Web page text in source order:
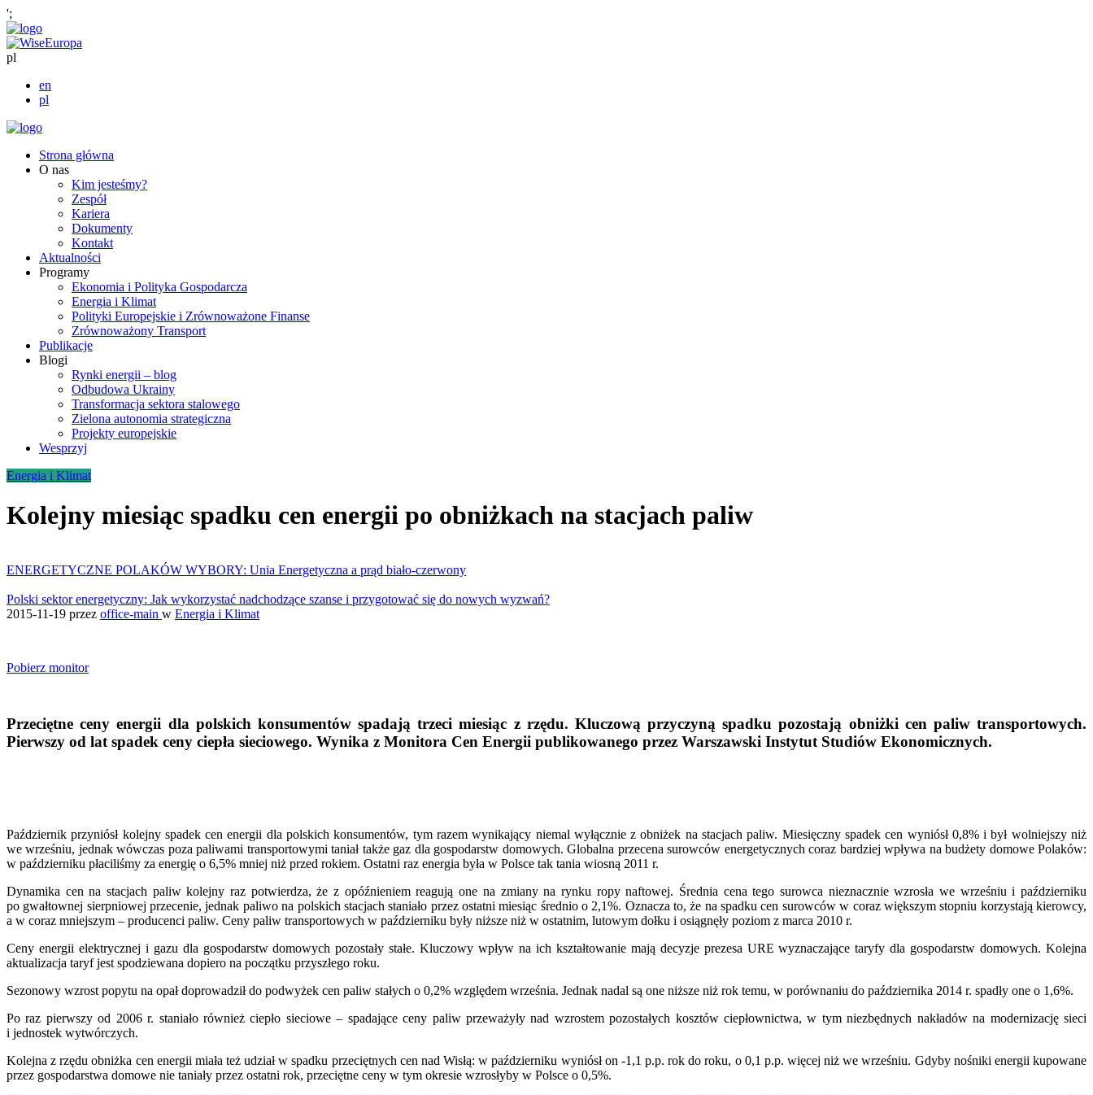
';
pl
en
pl
Strona główna
O nas
Kim jesteśmy?
Zespół
Kariera
Dokumenty
Kontakt
Aktualności
Programy
Ekonomia i Polityka Gospodarcza
Energia i Klimat
Polityki Europejskie i Zrównoważone Finanse
Zrównoważony Transport
Publikacje
Blogi
Rynki energii – blog
Odbudowa Ukrainy
Transformacja sektora stalowego
Zielona autonomia strategiczna
Projekty europejskie
Wesprzyj
Energia i Klimat
Kolejny miesiąc spadku cen energii po obniżkach na stacjach paliw
ENERGETYCZNE POLAKÓW WYBORY: Unia Energetyczna a prąd biało-czerwony
Polski sektor energetyczny: Jak wykorzystać nadchodzące szanse i przygotować się do nowych wyzwań?
2015-11-19 przez office-main w Energia i Klimat
Pobierz monitor
Przeciętne ceny energii dla polskich konsumentów spadają trzeci miesiąc z rzędu. Kluczową przyczyną spadku pozostają obniżki cen paliw transportowych.
Pierwszy od lat spadek ceny ciepła sieciowego. Wynika z Monitora Cen Energii publikowanego przez Warszawski Instytut Studiów Ekonomicznych.
Październik przyniósł kolejny spadek cen energii dla polskich konsumentów, tym razem wynikający niemal wyłącznie z obniżek na stacjach paliw. Miesięczny spadek cen wyniósł 0,8% i był wolniejszy niż
we wrześniu, jednak wówczas poza paliwami transportowymi taniał także gaz dla gospodarstw domowych. Globalna przecena surowców energetycznych coraz bardziej wpływa na budżety domowe Polaków:
w październiku płaciliśmy za energię o 6,5% mniej niż przed rokiem. Ostatni raz energia była w Polsce tak tania wiosną 2011 r.
Dynamika cen na stacjach paliw kolejny raz potwierdza, że z opóźnieniem reagują one na zmiany na rynku ropy naftowej. Średnia cena tego surowca nieznacznie wzrosła we wrześniu i październiku
po gwałtownej sierpniowej przecenie, jednak paliwo na polskich stacjach staniało przez ostatni miesiąc średnio o 2,1%. Oznacza to, że na spadku cen surowców w coraz większym stopniu korzystają kierowcy,
a w coraz mniejszym – producenci paliw. Ceny paliw transportowych w październiku były niższe niż w ostatnim, lutowym dołku i osiągnęły poziom z marca 2010 r.
Ceny energii elektrycznej i gazu dla gospodarstw domowych pozostały stałe. Kluczowy wpływ na ich kształtowanie mają decyzje prezesa URE wyznaczające taryfy dla gospodarstw domowych. Kolejna
aktualizacja taryf jest spodziewana dopiero na początku przyszłego roku.
Sezonowy wzrost popytu na opał doprowadził do podwyżek cen paliw stałych o 0,2% względem września. Jednak nadal są one niższe niż rok temu, w porównaniu do października 2014 r. spadły one o 1,6%.
Po raz pierwszy od 2006 r. staniało również ciepło sieciowe – spadające ceny paliw przeważyły nad wzrostem pozostałych kosztów ciepłownictwa, w tym niezbędnych nakładów na modernizację sieci
i jednostek wytwórczych.
Kolejna z rzędu obniżka cen energii miała też udział w spadku przeciętnych cen nad Wisłą: w październiku wyniósł on -1,1 p.p. rok do roku, o 0,1 p.p. więcej niż we wrześniu. Gdyby nośniki energii kupowane
przez gospodarstwa domowe nie taniały przez ostatni rok, przeciętne ceny w tym okresie wzrosłyby w Polsce o 0,5%.